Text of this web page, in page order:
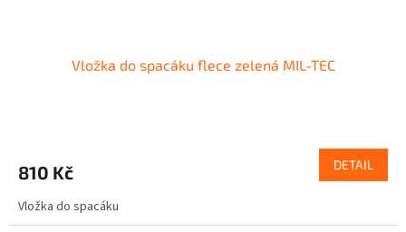
Vložka do spacáku flece zelená MIL-TEC
810 Kč DETAIL
Vložka do spacáku